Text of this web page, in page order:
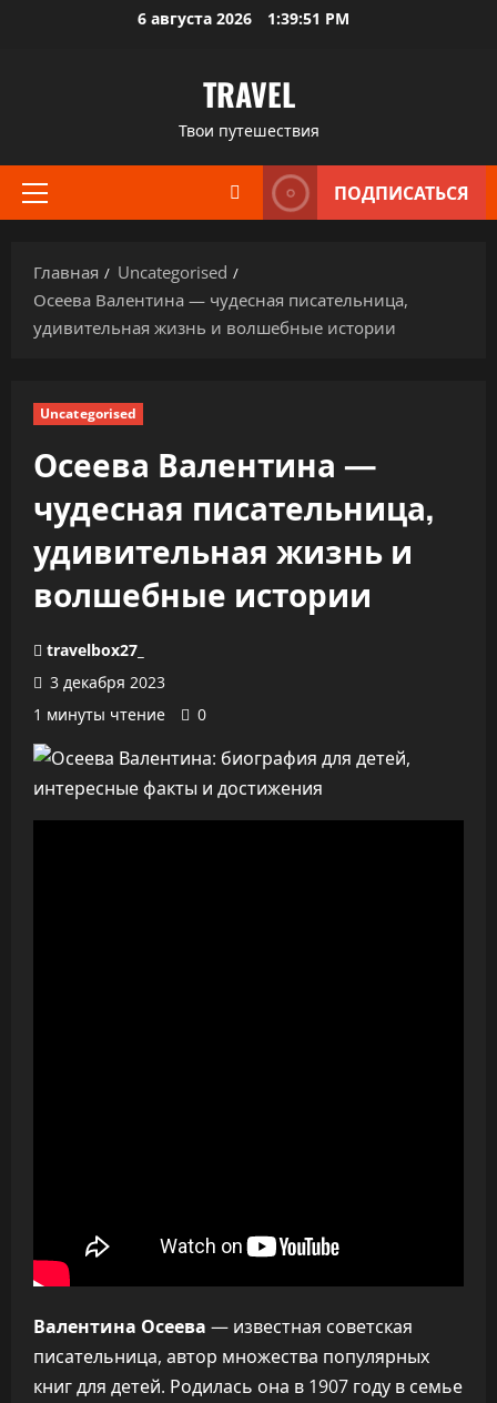
6 августа 2026 1:39:52 PM
TRAVEL
Твои путешествия
Основное
ПОДПИСАТЬСЯ
Главная
Uncategorised
Осеева Валентина — чудесная писательница,
удивительная жизнь и волшебные истории
Uncategorised
Осеева Валентина —
чудесная писательница,
удивительная жизнь и
волшебные истории
travelbox27_
3 декабря 2023
1 минуты чтение
0
Валентина Осеева — известная советская
писательница, автор множества популярных
книг для детей. Родилась она в 1907 году в семье